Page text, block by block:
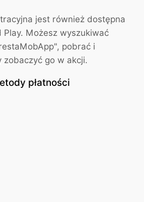
jest również dostępna
Możesz wyszukiwać
pobrać i
zobaczyć go w akcji.
płatności